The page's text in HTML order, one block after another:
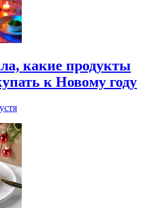
какие продукты
к Новому году